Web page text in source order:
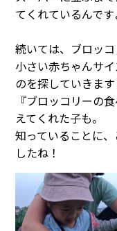
てくれているんです
続いては、ブロッコ
小さい赤ちゃんサ
のを探していきます
『ブロッコリーの
えてくれた子も。
知っていることに
したね！